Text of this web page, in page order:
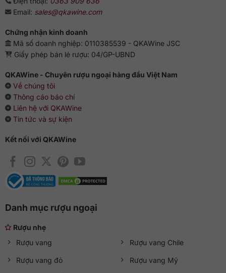
Email: sales@qkawine.com
Chứng nhận kinh doanh
Mã số doanh nghiệp: 0110385539 - QKAWine JSC
Giấy phép bán lẻ rượu: 04/GP-UBND
QKAWine - Chuyên rượu ngoại hàng đầu Việt Nam
Về chúng tôi
Thông cáo báo chí
Liên hệ với QKAWine
Tin tức và sự kiện
Kết nối với QKAWine
Danh mục rượu ngoại
Rượu nhẹ
Rượu vang
Rượu vang đỏ
Rượu vang Chile
Rượu vang Mỹ